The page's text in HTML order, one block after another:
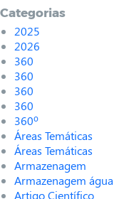
Categorias
2025
2026
360
360
360
360
360º
Áreas Temáticas
Áreas Temáticas
Armazenagem
Armazenagem água
Artigo Científico